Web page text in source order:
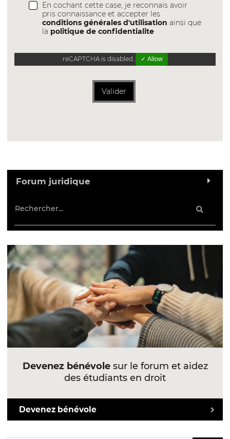
En cochant cette case, je reconnais avoir
pris connaissance et accepter les
conditions générales d'utilisation ainsi que
la politique de confidentialite
reCAPTCHA is disabled. ✓ Allow
Valider
Forum juridique
Devenez bénévolesur le forum et aidez
des étudiants en droit
Devenez bénévole